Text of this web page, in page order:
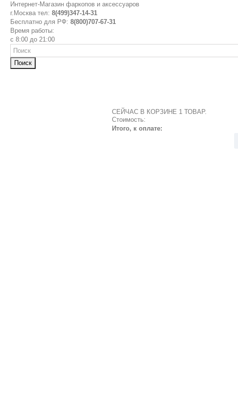
Интернет-Магазин фаркопов и аксессуаров
г.Москва тел: 8(499)347-14-31
Бесплатно для РФ: 8(800)707-67-31
Время работы:
с 8:00 до 21:00
Поиск
СЕЙЧАС В КОРЗИНЕ 1 ТОВАР.
Стоимость:
Итого, к оплате: